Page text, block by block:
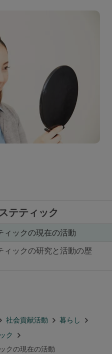
テティック
ィックの現在の活動
ィックの研究と活動の歴
社会貢献活動
暮らし
ク
クの現在の活動